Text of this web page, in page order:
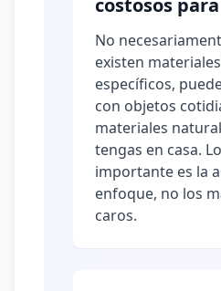
costosos
No
existen
específicos,
con objetos
materiales
tengas en casa.
importante es la
enfoque, no los
caros.